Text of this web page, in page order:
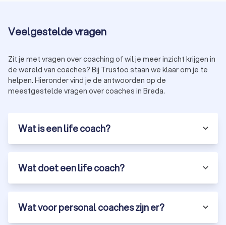
Veelgestelde vragen
Zit je met vragen over coaching of wil je meer inzicht krijgen in
de wereld van coaches? Bij Trustoo staan we klaar om je te
helpen. Hieronder vind je de antwoorden op de
meestgestelde vragen over coaches in Breda.
Wat is een life coach?
Wat doet een life coach?
Wat voor personal coaches zijn er?